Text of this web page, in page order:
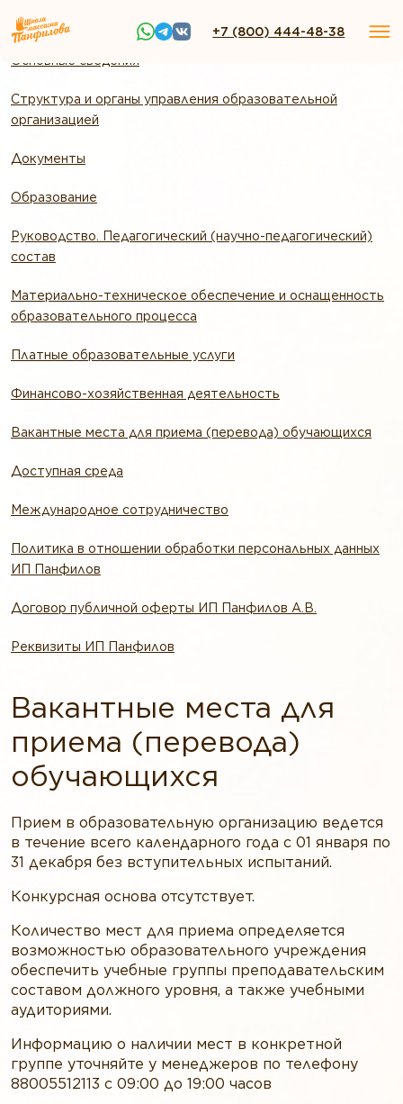
+7 (800) 444-48-38
Основные сведения
Структура и органы управления образовательной
организацией
Документы
Образование
Руководство. Педагогический (научно-педагогический)
состав
Материально-техническое обеспечение и оснащенность
образовательного процесса
Платные образовательные услуги
Финансово-хозяйственная деятельность
Вакантные места для приема (перевода) обучающихся
Доступная среда
Международное сотрудничество
Политика в отношении обработки персональных данных
ИП Панфилов
Договор публичной оферты ИП Панфилов А.В.
Реквизиты ИП Панфилов
Вакантные места для
приема (перевода)
обучающихся
Прием в образовательную организацию ведется
в течение всего календарного года с 01 января по
31 декабря без вступительных испытаний.
Конкурсная основа отсутствует.
Количество мест для приема определяется
возможностью образовательного учреждения
обеспечить учебные группы преподавательским
составом должного уровня, а также учебными
аудиториями.
Информацию о наличии мест в конкретной
группе уточняйте у менеджеров по телефону
88005512113 с 09:00 до 19:00 часов